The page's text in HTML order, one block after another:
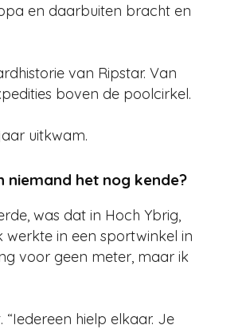
en daarbuiten bracht en
van Ripstar. Van
boven de poolcirkel.
uitkwam.
niemand het nog kende?
was dat in Hoch Ybrig,
werkte in een sportwinkel in
voor geen meter, maar ik
hielp elkaar. Je